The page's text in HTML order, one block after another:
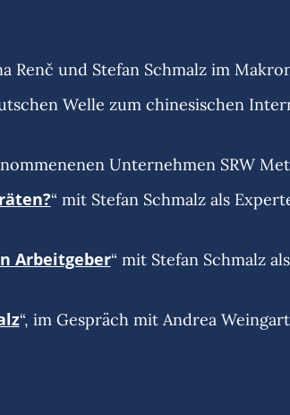
Renč und Stefan Schmalz im
Welle zum chinesischen
Unternehmen SRW
“ mit Stefan Schmalz als
Arbeitgeber“ mit Stefan Schmalz
“, im Gespräch mit Andrea